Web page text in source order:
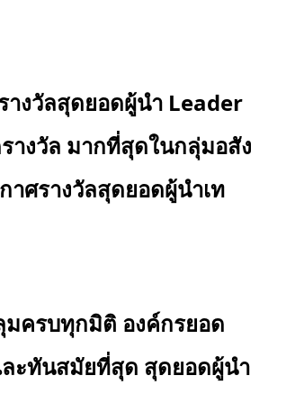
งวัลสุดยอดผู้นำ Leader
างวัล มากที่สุดในกลุ่มอสัง
ศรางวัลสุดยอดผู้นำเท
ครบทุกมิติ องค์กรยอด
ละทันสมัยที่สุด สุดยอดผู้นำ